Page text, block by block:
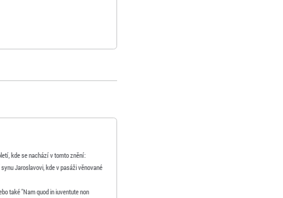
kde se nachází v tomto znění:
Jaroslavovi, kde v pasáži věnované
také "Nam quod in iuventute non